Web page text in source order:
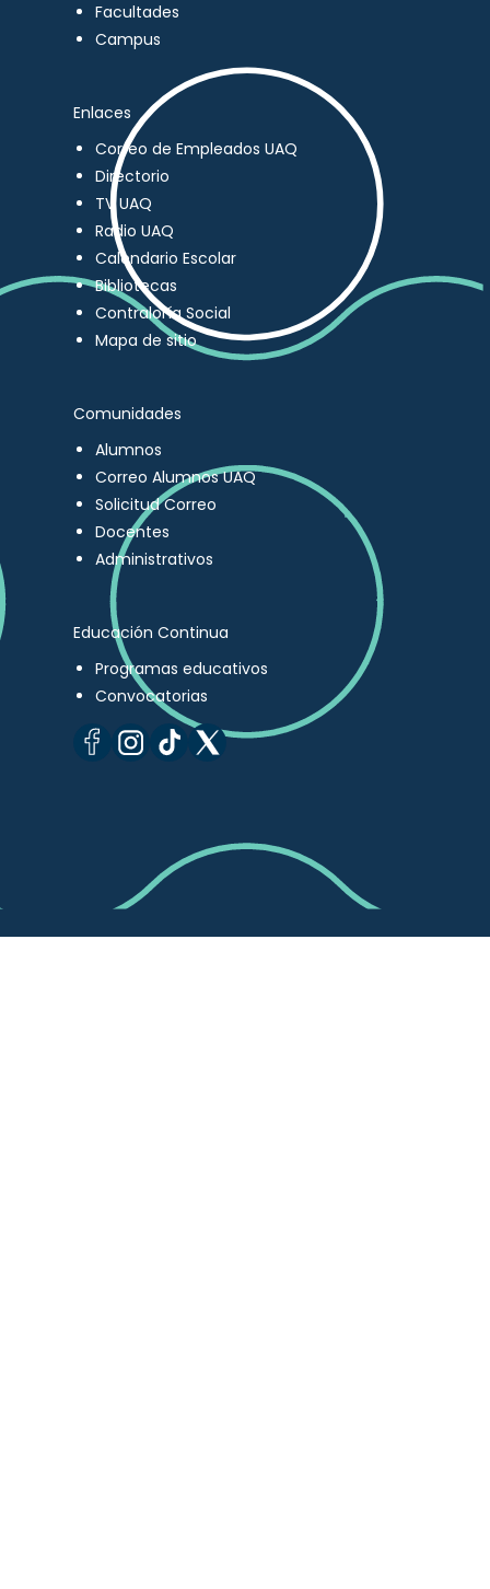
Facultades
Campus
Enlaces
Correo de Empleados UAQ
Directorio
TV UAQ
Radio UAQ
Calendario Escolar
Bibliotecas
Contraloría Social
Mapa de sitio
Comunidades
Alumnos
Correo Alumnos UAQ
Solicitud Correo
Docentes
Administrativos
Educación Continua
Programas educativos
Convocatorias